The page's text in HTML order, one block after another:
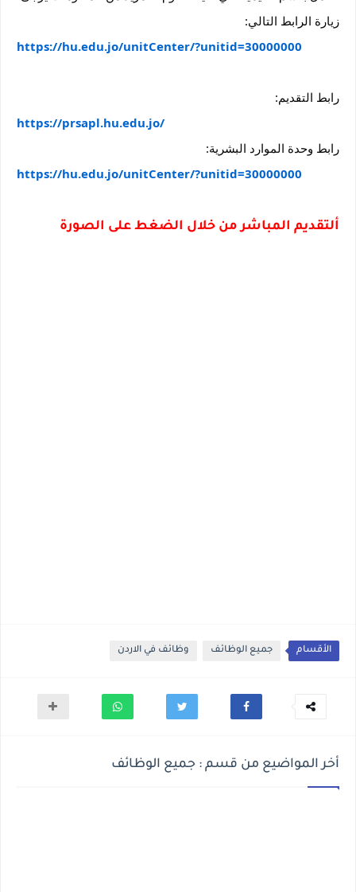
زيارة الرابط التالي:
https://hu.edu.jo/unitCenter/?unitid=30000000
رابط التقديم:
https://prsapl.hu.edu.jo/
رابط وحدة الموارد البشرية:
https://hu.edu.jo/unitCenter/?unitid=30000000
ألتقديم المباشر من خلال الضغط على الصورة
الأقسام جميع الوظائف وظائف في الاردن
أخر المواضيع من قسم : جميع الوظائف